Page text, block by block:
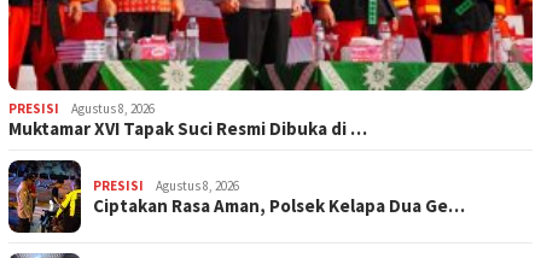
PRESISI Agustus 8, 2026
Muktamar XVI Tapak Suci Resmi Dibuka di …
PRESISI Agustus 8, 2026
Ciptakan Rasa Aman, Polsek Kelapa Dua Ge…